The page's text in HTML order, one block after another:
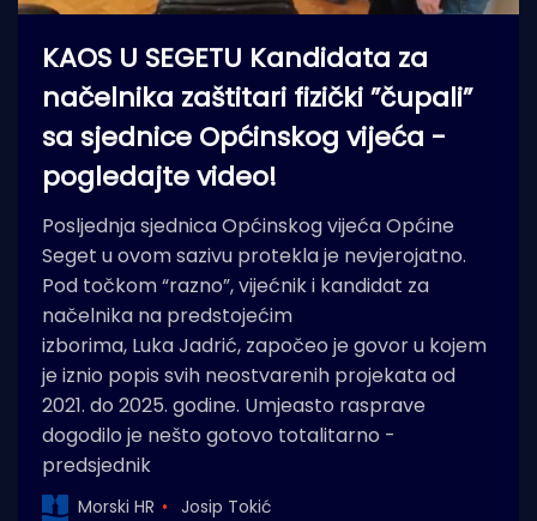
KAOS U SEGETU Kandidata za
načelnika zaštitari fizički ”čupali”
sa sjednice Općinskog vijeća -
pogledajte video!
Posljednja sjednica Općinskog vijeća Općine
Seget u ovom sazivu protekla je nevjerojatno.
Pod točkom “razno”, vijećnik i kandidat za
načelnika na predstojećim
izborima, Luka Jadrić, započeo je govor u kojem
je iznio popis svih neostvarenih projekata od
2021. do 2025. godine. Umjeasto rasprave
dogodilo je nešto gotovo totalitarno -
predsjednik
Morski HR Josip Tokić